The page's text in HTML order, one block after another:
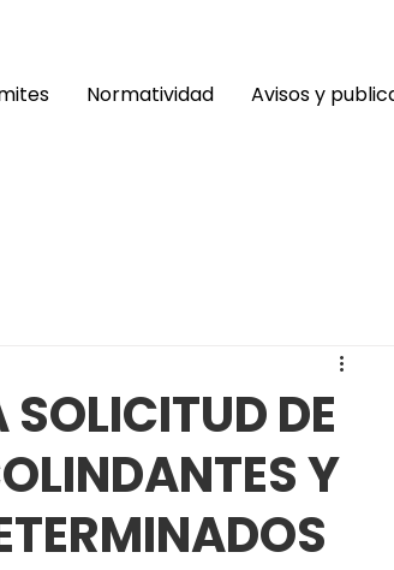
Normatividad Avisos y
DE
Y